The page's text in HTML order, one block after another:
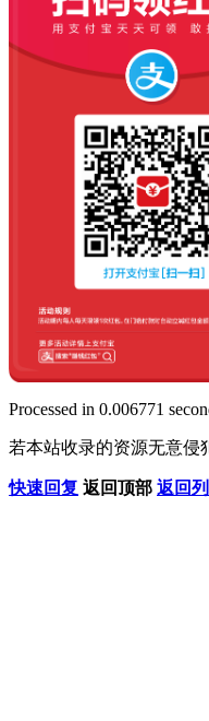
Processed in 0.006771
若本站收录的资源无意侵
快速回复 返回顶部 返回